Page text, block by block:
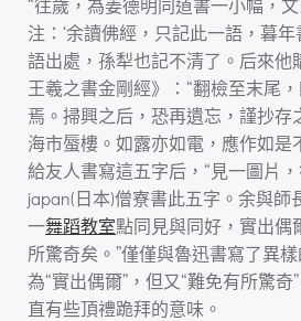
“往歲，為姜德明同道書一小幅，文
注：‘余讀佛經，只記此一語，暮年
語出處，孫犁也記不清了。后來他
王羲之書金剛經》：“翻檢至末尾
焉。掃興之后，恐再遺忘，謹抄存
海市蜃樓。如露亦如電，應作如是
給友人書寫這五字后，“見一圖片
japan(日本)僧寮書此五字。余與師
一舞蹈教室點同見與同好，實出偶
所驚奇矣。”僅僅與魯迅書寫了異
為“實出偶爾”，但又“難免有所驚
直有些頂禮跪拜的意味。